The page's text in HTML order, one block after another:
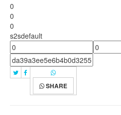
0
0
0
s2sdefault
SHARE